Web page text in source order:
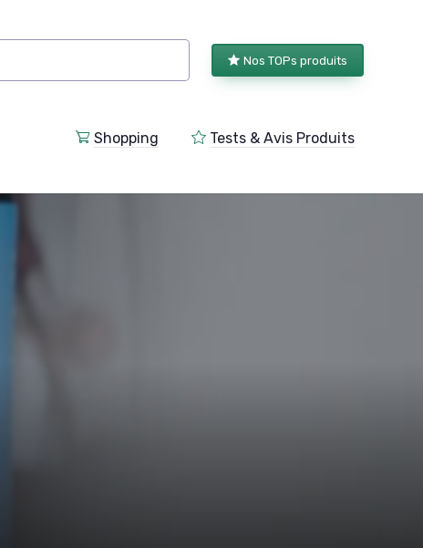
Nos TOPs produits
Shopping Tests & Avis Produits